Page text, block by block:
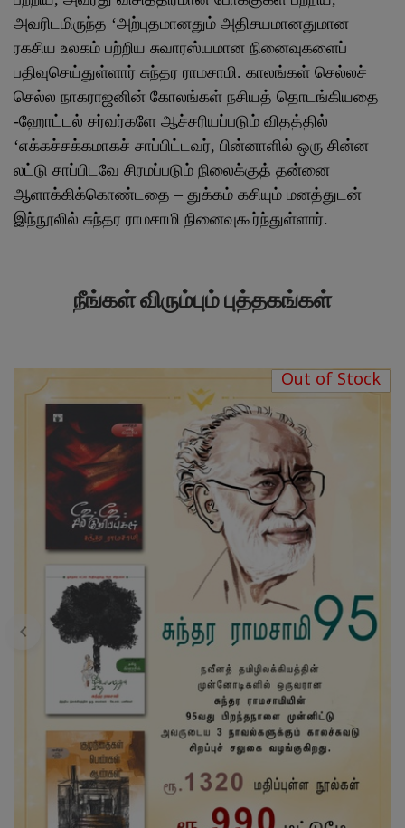
அவரிடமிருந்த ‘அற்புதமானதும் அதிசயமானதுமான
ரகசிய உலகம் பற்றிய சுவாரஸ்யமான நினைவுகளைப்
பதிவுசெய்துள்ளார் சுந்தர ராமசாமி. காலங்கள் செல்லச்
செல்ல நாகராஜனின் கோலங்கள் நசியத் தொடங்கியதை
-ஹோட்டல் சர்வர்களே ஆச்சரியப்படும் விதத்தில்
‘எக்கச்சக்கமாகச் சாப்பிட்டவர், பின்னாளில் ஒரு சின்ன
லட்டு சாப்பிடவே சிரமப்படும் நிலைக்குத் தன்னை
ஆளாக்கிக்கொண்டதை – துக்கம் கசியும் மனத்துடன்
இந்நூலில் சுந்தர ராமசாமி நினைவுகூர்ந்துள்ளார்.
நீங்கள் விரும்பும் புத்தகங்கள்
Out of Stock